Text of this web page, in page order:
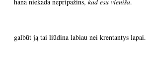
galbūt ją tai liūdina labiau nei krentantys lapai.